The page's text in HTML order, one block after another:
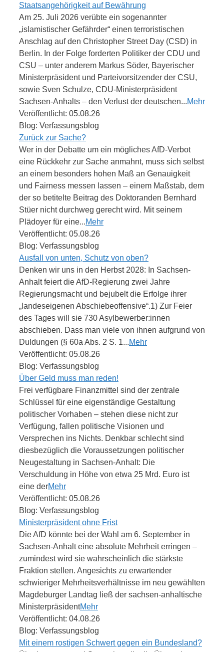
Staatsangehörigkeit auf Bewährung
Am 25. Juli 2026 verübte ein sogenannter
„islamistischer Gefährder“ einen terroristischen
Anschlag auf den Christopher Street Day (CSD) in
Berlin. In der Folge forderten Politiker der CDU und
CSU – unter anderem Markus Söder, Bayerischer
Ministerpräsident und Parteivorsitzender der CSU,
sowie Sven Schulze, CDU-Ministerpräsident
Sachsen-Anhalts – den Verlust der deutschen...Mehr
Veröffentlicht: 05.08.26
Blog: Verfassungsblog
Zurück zur Sache?
Wer in der Debatte um ein mögliches AfD-Verbot
eine Rückkehr zur Sache anmahnt, muss sich selbst
an einem besonders hohen Maß an Genauigkeit
und Fairness messen lassen – einem Maßstab, dem
der so betitelte Beitrag des Doktoranden Bernhard
Stüer nicht durchweg gerecht wird. Mit seinem
Plädoyer für eine...Mehr
Veröffentlicht: 05.08.26
Blog: Verfassungsblog
Ausfall von unten, Schutz von oben?
Denken wir uns in den Herbst 2028: In Sachsen-
Anhalt feiert die AfD-Regierung zwei Jahre
Regierungsmacht und bejubelt die Erfolge ihrer
„landeseigenen Abschiebeoffensive“.1) Zur Feier
des Tages will sie 730 Asylbewerber:innen
abschieben. Dass man viele von ihnen aufgrund von
Duldungen (§ 60a Abs. 2 S. 1...Mehr
Veröffentlicht: 05.08.26
Blog: Verfassungsblog
Über Geld muss man reden!
Frei verfügbare Finanzmittel sind der zentrale
Schlüssel für eine eigenständige Gestaltung
politischer Vorhaben – stehen diese nicht zur
Verfügung, fallen politische Visionen und
Versprechen ins Nichts. Denkbar schlecht sind
diesbezüglich die Voraussetzungen politischer
Neugestaltung in Sachsen-Anhalt: Die
Verschuldung in Höhe von etwa 25 Mrd. Euro ist
eine derMehr
Veröffentlicht: 05.08.26
Blog: Verfassungsblog
Ministerpräsident ohne Frist
Die AfD könnte bei der Wahl am 6. September in
Sachsen-Anhalt eine absolute Mehrheit erringen –
zumindest wird sie wahrscheinlich die stärkste
Fraktion stellen. Angesichts zu erwartender
schwieriger Mehrheitsverhältnisse im neu gewählten
Magdeburger Landtag ließ der sachsen-anhaltische
MinisterpräsidentMehr
Veröffentlicht: 04.08.26
Blog: Verfassungsblog
Mit einem rostigen Schwert gegen ein Bundesland?